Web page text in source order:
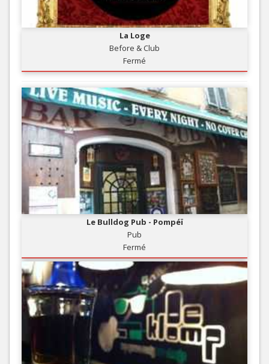
La Loge
Before & Club
Fermé
Le Bulldog Pub - Pompéï
Pub
Fermé